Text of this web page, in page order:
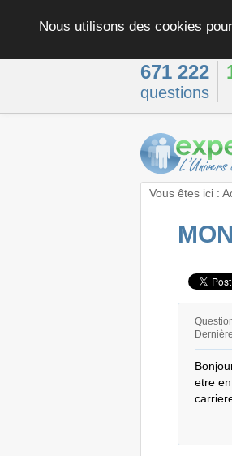
Nous utilisons des cookies
671 222
questions
Vous êtes ici :
etre